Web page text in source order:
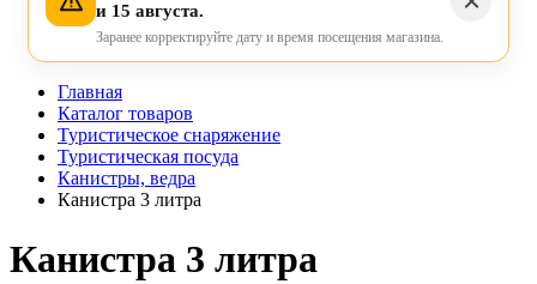
и 15 августа.
Заранее корректируйте дату и время посещения магазина.
Главная
Каталог товаров
Туристическое снаряжение
Туристическая посуда
Канистры, ведра
Канистра 3 литра
Канистра 3 литра